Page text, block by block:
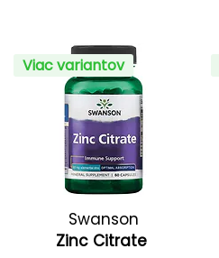
Viac variantov
Swanson
Zinc Citrate